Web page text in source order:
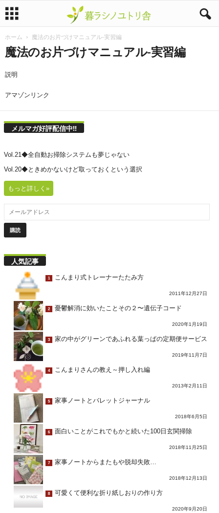
暮
ユ
リ
ホーム 魔法のお片づけマニュアル-実習編
魔法のお片づけマニュアル-実習編
説明
アマゾンリンク
メルマガ好評配信中!!
Vol.21◆全自動お掃除システムも夢じゃない
Vol.20◆ときめかないけど取っておくという選択
もっと詳しく»
人気記事
1 こんまり式トレーナーたたみ方
2011年12月27日
2 憂鬱解消に効いたことその２〜遺伝子コード
2020年1月19日
3 家の中がグリーンであふれる葉っぱの定期便サービス
2019年11月7日
4 こんまりさんの教え～押し入れ編
2013年2月11日
5 家事ノートとバレットジャーナル
2018年6月5日
6 面白いことがこれでもかと続いた100日玄関掃除
2018年11月25日
7 家事ノートからまたもや脱却失敗…
2018年12月13日
8 可愛くて便利な折り紙しおりの作り方
2020年9月20日